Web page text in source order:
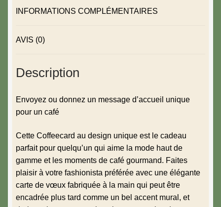
INFORMATIONS COMPLÉMENTAIRES
AVIS (0)
Description
Envoyez ou donnez un message d’accueil unique
pour un café
Cette Coffeecard au design unique est le cadeau
parfait pour quelqu’un qui aime la mode haut de
gamme et les moments de café gourmand. Faites
plaisir à votre fashionista préférée avec une élégante
carte de vœux fabriquée à la main qui peut être
encadrée plus tard comme un bel accent mural, et